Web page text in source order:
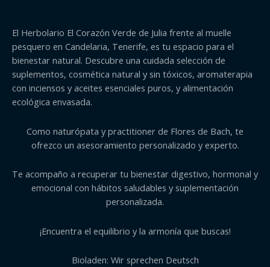
El Herbolario El Corazón Verde de Julia frente al muelle
pesquero en Candelaria, Tenerife, es tu espacio para el
bienestar natural. Descubre una cuidada selección de
suplementos, cosmética natural y sin tóxicos, aromaterapia
con inciensos y aceites esenciales puros, y alimentación
ecológica envasada.
Como naturópata y practitioner de Flores de Bach, te
ofrezco un asesoramiento personalizado y experto.
Te acompaño a recuperar tu bienestar digestivo, hormonal y
emocional con hábitos saludables y suplementación
personalizada.
¡Encuentra el equilibrio y la armonía que buscas!
Bioladen: Wir sprechen Deutsch